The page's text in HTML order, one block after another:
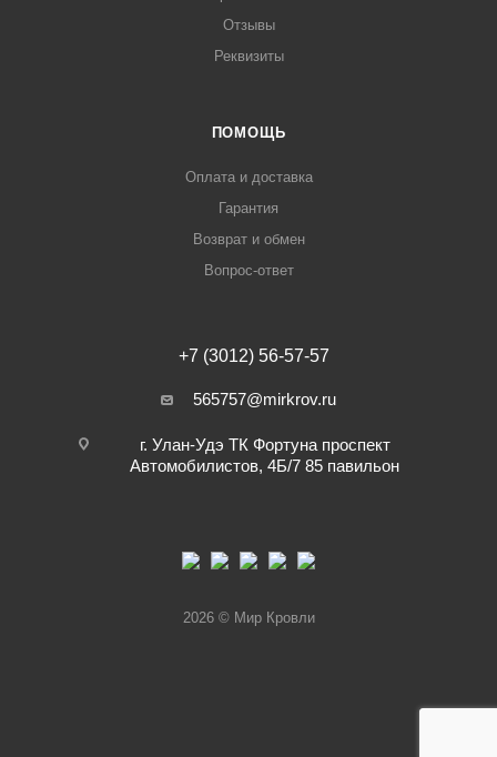
Отзывы
Реквизиты
ПОМОЩЬ
Оплата и доставка
Гарантия
Возврат и обмен
Вопрос-ответ
+7 (3012) 56-57-57
565757@mirkrov.ru
г. Улан-Удэ ​ТК Фортуна​ проспект
Автомобилистов, 4Б/7 ​85 павильон
2026 © Мир Кровли